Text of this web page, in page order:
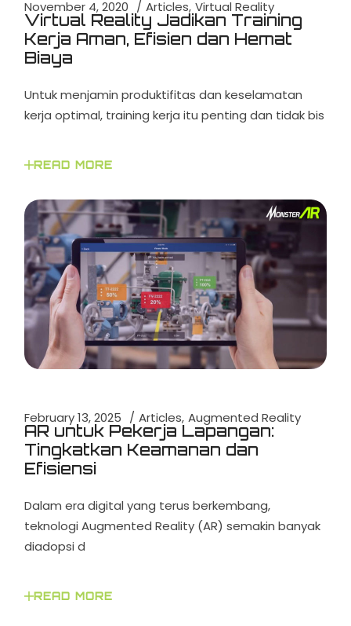
November 4, 2020 Articles Virtual Reality
Virtual Reality Jadikan Training
Kerja Aman, Efisien dan Hemat
Biaya
Untuk menjamin produktifitas dan keselamatan
kerja optimal, training kerja itu penting dan tidak bis
READ MORE
February 13, 2025 Articles Augmented Reality
AR untuk Pekerja Lapangan:
Tingkatkan Keamanan dan
Efisiensi
Dalam era digital yang terus berkembang,
teknologi Augmented Reality (AR) semakin banyak
diadopsi d
READ MORE